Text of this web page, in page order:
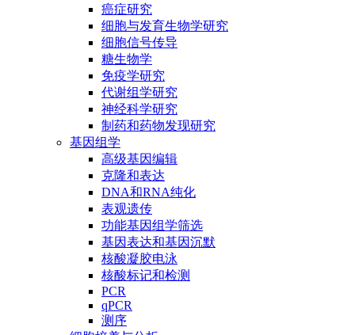
癌症研究
细胞与发育生物学研究
细胞信号传导
糖生物学
免疫学研究
代谢组学研究
神经科学研究
制药和药物发现研究
基因组学
高级基因编辑
克隆和表达
DNA和RNA纯化
表观遗传
功能基因组学筛选
基因表达和基因沉默
核酸凝胶电泳
核酸标记和检测
PCR
qPCR
测序